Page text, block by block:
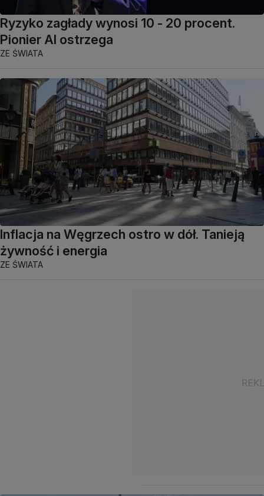
Ryzyko zagłady wynosi 10 - 20 procent.
Pionier AI ostrzega
ZE ŚWIATA
Inflacja na Węgrzech ostro w dół. Tanieją
żywność i energia
ZE ŚWIATA